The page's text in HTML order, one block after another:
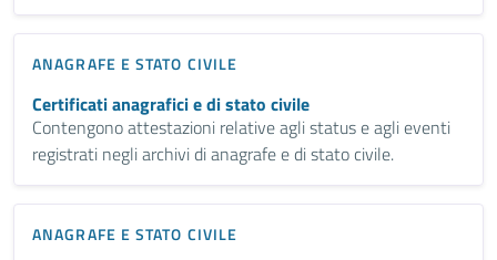
ANAGRAFE E STATO CIVILE
Certificati anagrafici e di stato civile
Contengono attestazioni relative agli status e agli eventi
registrati negli archivi di anagrafe e di stato civile.
ANAGRAFE E STATO CIVILE